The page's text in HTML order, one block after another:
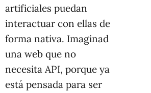
artificiales puedan
interactuar con ellas de
forma nativa. Imaginad
una web que no
necesita API, porque ya
está pensada para ser